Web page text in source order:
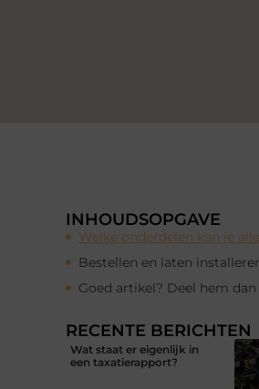
INHOUDSOPGAVE
Welke onderdelen kan je
Bestellen en laten
Goed artikel? Deel hem dan
RECENTE BERICHTEN
Wat staat er eigenlijk in
een taxatierapport?